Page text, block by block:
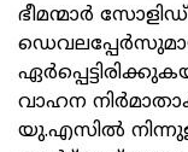
ഭീമന്മാര്‍
വാഹന
യു.എസില്‍